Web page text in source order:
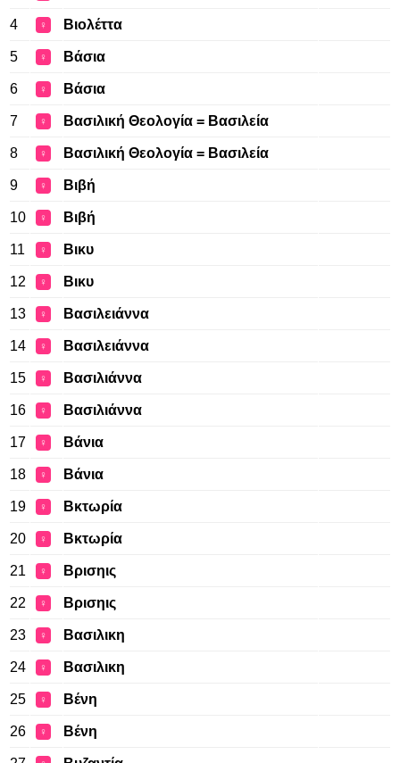
4 ♀ Βιολέττα
5 ♀ Βάσια
6 ♀ Βάσια
7 ♀ Βασιλική Θεολογία = Βασιλεία
8 ♀ Βασιλική Θεολογία = Βασιλεία
9 ♀ Βιβή
10 ♀ Βιβή
11 ♀ Βικυ
12 ♀ Βικυ
13 ♀ Βασιλειάννα
14 ♀ Βασιλειάννα
15 ♀ Βασιλιάννα
16 ♀ Βασιλιάννα
17 ♀ Βάνια
18 ♀ Βάνια
19 ♀ Βκτωρία
20 ♀ Βκτωρία
21 ♀ Βρισηις
22 ♀ Βρισηις
23 ♀ Βασιλικη
24 ♀ Βασιλικη
25 ♀ Βένη
26 ♀ Βένη